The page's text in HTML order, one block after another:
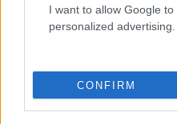
I want to allow Google to
personalized advertising.
CONFIRM
Ανησυχία από το
- «Καμπανάκι» από τον
Ιατρικό Σύλλογο Αθηνών
για την προστασία της